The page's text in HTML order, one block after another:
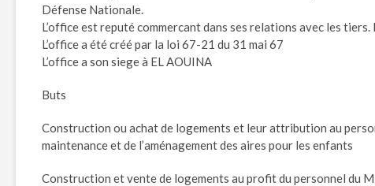
Défense Nationale.
L’office est reputé commercant dans ses relations avec les
L’office a été créé par la loi 67-21 du 31 mai 67
L’office a son siege à EL AOUINA
Buts
Construction ou achat de logements et leur attribution au
maintenance et de l’aménagement des aires pour les enfants
Construction et vente de logements au profit du personnel du